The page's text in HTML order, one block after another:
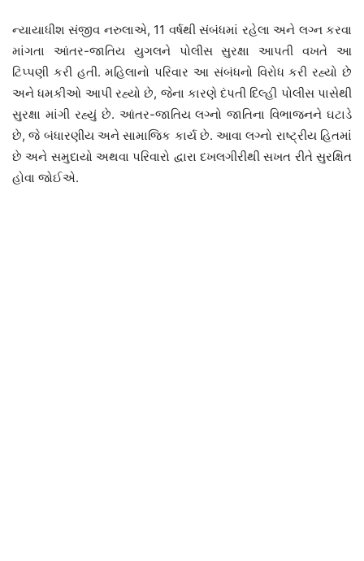
ન્યાયાધીશ સંજીવ નરુલાએ, 11 વર્ષથી સંબંધમાં રહેલા અને લગ્ન કરવા
માંગતા આંતર-જાતિય યુગલને પોલીસ સુરક્ષા આપતી વખતે આ
ટિપ્પણી કરી હતી. મહિલાનો પરિવાર આ સંબંધનો વિરોધ કરી રહ્યો છે
અને ધમકીઓ આપી રહ્યો છે, જેના કારણે દંપતી દિલ્હી પોલીસ પાસેથી
સુરક્ષા માંગી રહ્યું છે. આંતર-જાતિય લગ્નો જાતિના વિભાજનને ઘટાડે
છે, જે બંધારણીય અને સામાજિક કાર્ય છે. આવા લગ્નો રાષ્ટ્રીય હિતમાં
છે અને સમુદાયો અથવા પરિવારો દ્વારા દખલગીરીથી સખત રીતે સુરક્ષિત
હોવા જોઈએ.